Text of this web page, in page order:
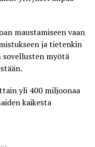
maustamiseen vaan
ja tietenkin
sovellusten myötä
yli 400 miljoonaa
kaikesta